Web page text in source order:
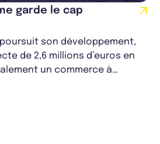
garde le cap
poursuit son développement,
de 2,6 millions d’euros en
un commerce à
plateforme logisti...